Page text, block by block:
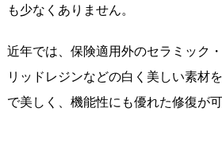
も少なくありません。
近年では、保険適用外のセラミック
リッドレジンなどの白く美しい素材
で美しく、機能性にも優れた修復が